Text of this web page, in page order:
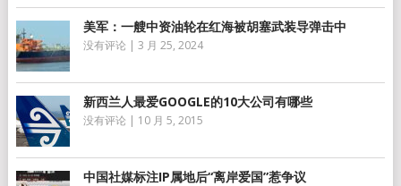
美军：一艘中资油轮在红海被胡塞武装导弹击中
没有评论 | 3 月 25, 2024
新西兰人最爱GOOGLE的10大公司有哪些
没有评论 | 10 月 5, 2015
中国社媒标注IP属地后“离岸爱国”惹争议